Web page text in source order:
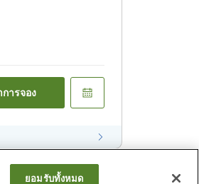
การจอง
ยอมรับทั้งหมด